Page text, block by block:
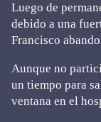
Luego de
debido a una
Francisco
Aunque no
un tiempo para
ventana en el